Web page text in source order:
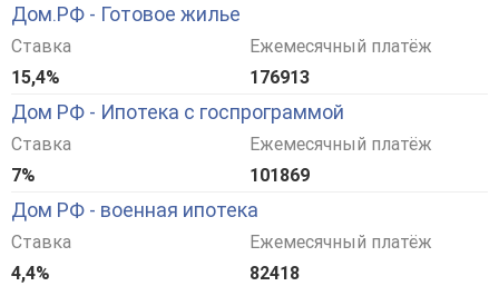
Дом.РФ - Готовое жилье
Ставка
15,4%
Ежемесячный платёж
176913
Дом РФ - Ипотека с госпрограммой
Ставка
7%
Ежемесячный платёж
101869
Дом РФ - военная ипотека
Ставка
4,4%
Ежемесячный платёж
82418